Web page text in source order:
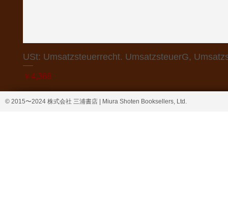
USt: Umsatzsteuerrecht. UmsatzsteuerG,
価格
￥4,368
© 2015〜2024 株式会社 三浦書店 | Miura Shoten Booksellers, Ltd.